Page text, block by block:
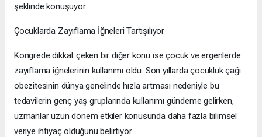
şeklinde konuşuyor.
Çocuklarda Zayıflama İğneleri Tartışılıyor
Kongrede dikkat çeken bir diğer konu ise çocuk ve ergenlerde
zayıflama iğnelerinin kullanımı oldu. Son yıllarda çocukluk çağı
obezitesinin dünya genelinde hızla artması nedeniyle bu
tedavilerin genç yaş gruplarında kullanımı gündeme gelirken,
uzmanlar uzun dönem etkiler konusunda daha fazla bilimsel
veriye ihtiyaç olduğunu belirtiyor.